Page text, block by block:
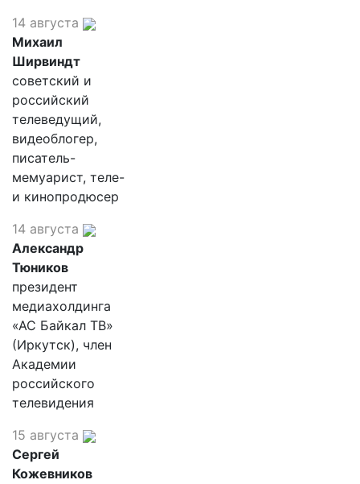
14 августа
Михаил
Ширвиндт
советский и
российский
телеведущий,
видеоблогер,
писатель-
мемуарист, теле-
и кинопродюсер
14 августа
Александр
Тюников
президент
медиахолдинга
«АС Байкал ТВ»
(Иркутск), член
Академии
российского
телевидения
15 августа
Сергей
Кожевников